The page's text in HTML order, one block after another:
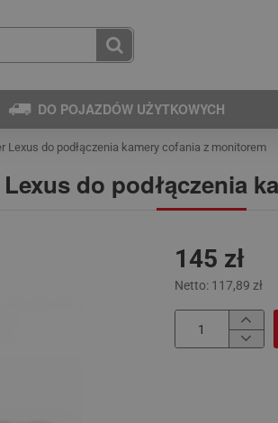
DO POJAZDÓW UŻYTKOWYCH
do podłączenia
Lexus do podłączenia kamery cofania z monitorem
145 zł
Netto: 117,89 zł